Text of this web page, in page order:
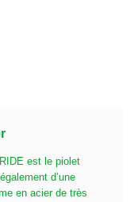
est le piolet
d’une
en acier de très